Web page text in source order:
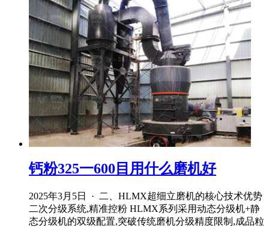
钙粉325一600目用什么磨机好
2025年3月5日 · 二、HLMX超细立磨机的核心技术优势
二次分级系统,精准控粉 HLMX系列采用动态分级机+静
态分级机的双级配置,突破传统磨机分级精度限制,成品粒